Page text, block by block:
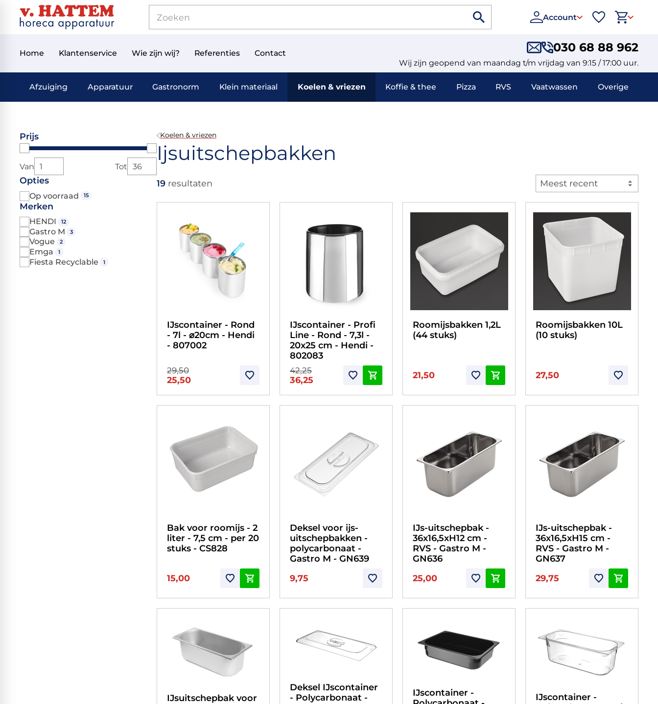
Account
Home Klantenservice Wie zijn wij? Referenties Contact 030 68 88 962
Wij zijn geopend van maandag t/m vrijdag van 9:15 / 17:00 uur.
Afzuiging Apparatuur Gastronorm Klein materiaal Koelen & vriezen Koffie & thee Pizza RVS Vaatwassen Overige
Prijs
Van Tot
Opties
Op voorraad 15
Merken
HENDI 12
Gastro M 3
Vogue 2
Emga 1
Fiesta Recyclable 1
Koelen & vriezen
Ijsuitschepbakken
19 resultaten Meest recent
IJscontainer - Rond
- 7l - ⌀20cm - Hendi
- 807002
29,50
25,50
IJscontainer - Profi
Line - Rond - 7,3l -
20x25 cm - Hendi -
802083
42,25
36,25
Roomijsbakken 1,2L
(44 stuks)
21,50
Roomijsbakken 10L
(10 stuks)
27,50
Bak voor roomijs - 2
liter - 7,5 cm - per 20
stuks - CS828
15,00
Deksel voor ijs-
uitschepbakken -
polycarbonaat -
Gastro M - GN639
9,75
IJs-uitschepbak -
36x16,5xH12 cm -
RVS - Gastro M -
GN636
25,00
IJs-uitschepbak -
36x16,5xH15 cm -
RVS - Gastro M -
GN637
29,75
IJsuitschepbak voor
Deksel IJscontainer
- Polycarbonaat -
IJscontainer -
IJscontainer -